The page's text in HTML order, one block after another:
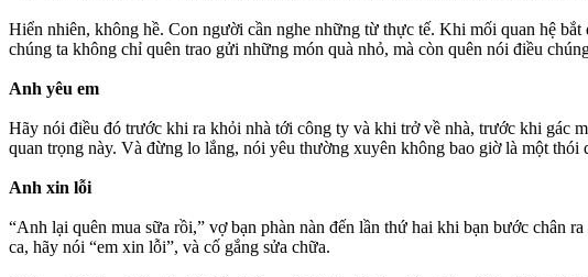
Hiển nhiên, không hề. Con người cần nghe những từ thực tế. Khi mối quan hệ
chúng ta không chỉ quên trao gửi những món quà nhỏ, mà còn quên nói điều
Anh yêu em
Hãy nói điều đó trước khi ra khỏi nhà tới công ty và khi trở về nhà, trước khi gác
quan trọng này. Và đừng lo lắng, nói yêu thường xuyên không bao giờ là một
Anh xin lỗi
“Anh lại quên mua sữa rồi,” vợ bạn phàn nàn đến lần thứ hai khi bạn bước chân
ca, hãy nói “em xin lỗi”, và cố gắng sửa chữa.